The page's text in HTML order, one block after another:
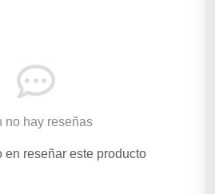
no hay reseñas
en reseñar este producto